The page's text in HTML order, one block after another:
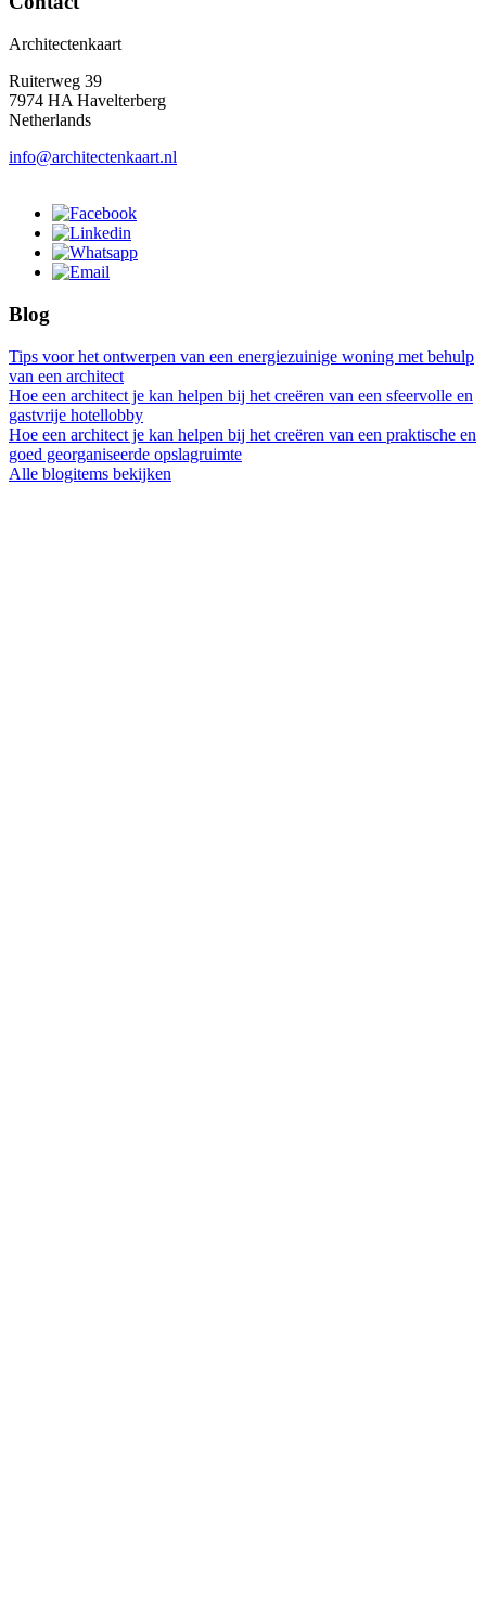
Architectenkaart
Ruiterweg 39
7974 HA Havelterberg
Netherlands
info@architectenkaart.nl
Blog
Tips voor het ontwerpen van een energiezuinige woning met behulp
van een architect
Hoe een architect je kan helpen bij het creëren van een sfeervolle en
gastvrije hotellobby
Hoe een architect je kan helpen bij het creëren van een praktische en
goed georganiseerde opslagruimte
Alle blogitems bekijken